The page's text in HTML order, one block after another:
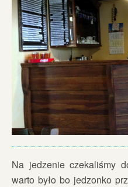
Na jedzenie czekaliśmy
warto było bo jedzonko